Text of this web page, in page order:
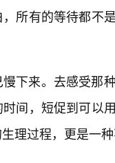
所有的等待都不
下来。去感受那
间，短促到可以
理过程，更是一